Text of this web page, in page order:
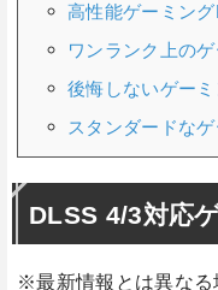
高性能ゲーミング
ワンランク上の
後悔しないゲー
スタンダードな
DLSS 4/3対応
※最新情報とは異なる